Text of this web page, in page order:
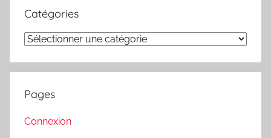
Catégories
Catégories
Pages
Connexion